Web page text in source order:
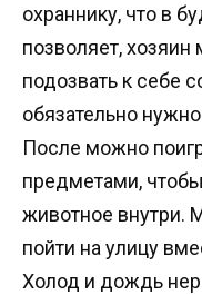
охраннику, что в
позволяет, хозяин
подозвать к себе
обязательно
После можно
предметами,
животное
пойти на улицу
Холод и дождь